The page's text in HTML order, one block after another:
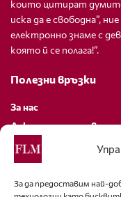
За да предоставим най-
които цитират
иска да е свободна”,
електронно знаме с
която й се полага!”.
Полезни връзки
За нас
Декларация за
Политика за
За контакти